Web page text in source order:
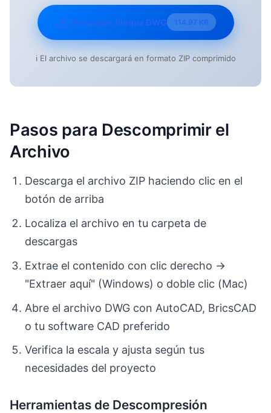
Descargar Bloque DWG 114.97 KB
ℹ️ El archivo se descargará en formato ZIP comprimido
Pasos para Descomprimir el
Archivo
Descarga el archivo ZIP haciendo clic en el
botón de arriba
Localiza el archivo en tu carpeta de
descargas
Extrae el contenido con clic derecho →
"Extraer aquí" (Windows) o doble clic (Mac)
Abre el archivo DWG con AutoCAD, BricsCAD
o tu software CAD preferido
Verifica la escala y ajusta según tus
necesidades del proyecto
Herramientas de Descompresión